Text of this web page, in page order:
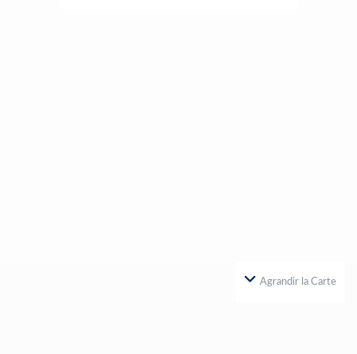
Agrandir la Carte